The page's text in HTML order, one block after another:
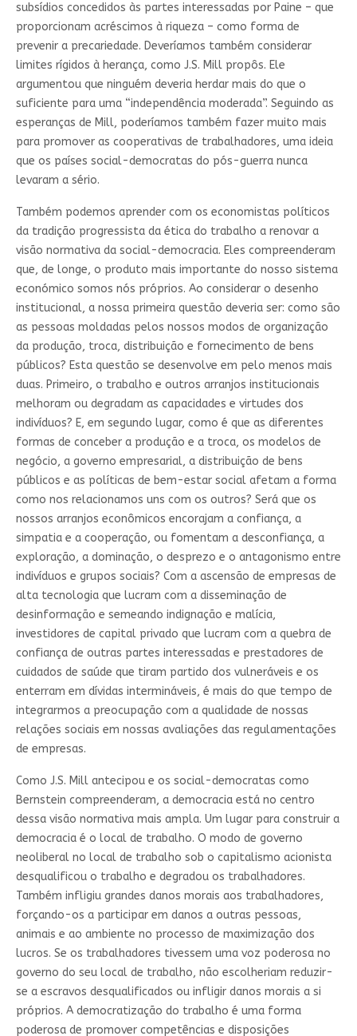
subsídios concedidos às partes interessadas por Paine – que
proporcionam acréscimos à riqueza – como forma de
prevenir a precariedade. Deveríamos também considerar
limites rígidos à herança, como J.S. Mill propôs. Ele
argumentou que ninguém deveria herdar mais do que o
suficiente para uma “independência moderada”. Seguindo as
esperanças de Mill, poderíamos também fazer muito mais
para promover as cooperativas de trabalhadores, uma ideia
que os países social-democratas do pós-guerra nunca
levaram a sério.
Também podemos aprender com os economistas políticos
da tradição progressista da ética do trabalho a renovar a
visão normativa da social-democracia. Eles compreenderam
que, de longe, o produto mais importante do nosso sistema
económico somos nós próprios. Ao considerar o desenho
institucional, a nossa primeira questão deveria ser: como são
as pessoas moldadas pelos nossos modos de organização
da produção, troca, distribuição e fornecimento de bens
públicos? Esta questão se desenvolve em pelo menos mais
duas. Primeiro, o trabalho e outros arranjos institucionais
melhoram ou degradam as capacidades e virtudes dos
indivíduos? E, em segundo lugar, como é que as diferentes
formas de conceber a produção e a troca, os modelos de
negócio, a governo empresarial, a distribuição de bens
públicos e as políticas de bem-estar social afetam a forma
como nos relacionamos uns com os outros? Será que os
nossos arranjos econômicos encorajam a confiança, a
simpatia e a cooperação, ou fomentam a desconfiança, a
exploração, a dominação, o desprezo e o antagonismo entre
indivíduos e grupos sociais? Com a ascensão de empresas de
alta tecnologia que lucram com a disseminação de
desinformação e semeando indignação e malícia,
investidores de capital privado que lucram com a quebra de
confiança de outras partes interessadas e prestadores de
cuidados de saúde que tiram partido dos vulneráveis ​​e os
enterram em dívidas intermináveis, é mais do que tempo de
integrarmos a preocupação com a qualidade de nossas
relações sociais em nossas avaliações das regulamentações
de empresas.
Como J.S. Mill antecipou e os social-democratas como
Bernstein compreenderam, a democracia está no centro
dessa visão normativa mais ampla. Um lugar para construir a
democracia é o local de trabalho. O modo de governo
neoliberal no local de trabalho sob o capitalismo acionista
desqualificou o trabalho e degradou os trabalhadores.
Também infligiu grandes danos morais aos trabalhadores,
forçando-os a participar em danos a outras pessoas,
animais e ao ambiente no processo de maximização dos
lucros. Se os trabalhadores tivessem uma voz poderosa no
governo do seu local de trabalho, não escolheriam reduzir-
se a escravos desqualificados ou infligir danos morais a si
próprios. A democratização do trabalho é uma forma
poderosa de promover competências e disposições